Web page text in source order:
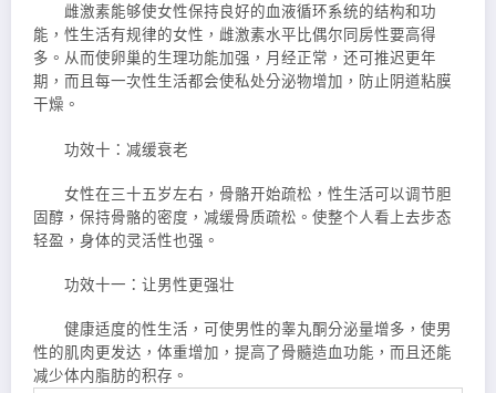
雌激素能够使女性保持良好的血液循环系统的结构和功
能，性生活有规律的女性，雌激素水平比偶尔同房性要高得
多。从而使卵巢的生理功能加强，月经正常，还可推迟更年
期，而且每一次性生活都会使私处分泌物增加，防止阴道粘膜
干燥。
功效十：减缓衰老
女性在三十五岁左右，骨骼开始疏松，性生活可以调节胆
固醇，保持骨骼的密度，减缓骨质疏松。使整个人看上去步态
轻盈，身体的灵活性也强。
功效十一：让男性更强壮
健康适度的性生活，可使男性的睾丸酮分泌量增多，使男
性的肌肉更发达，体重增加，提高了骨髓造血功能，而且还能
减少体内脂肪的积存。